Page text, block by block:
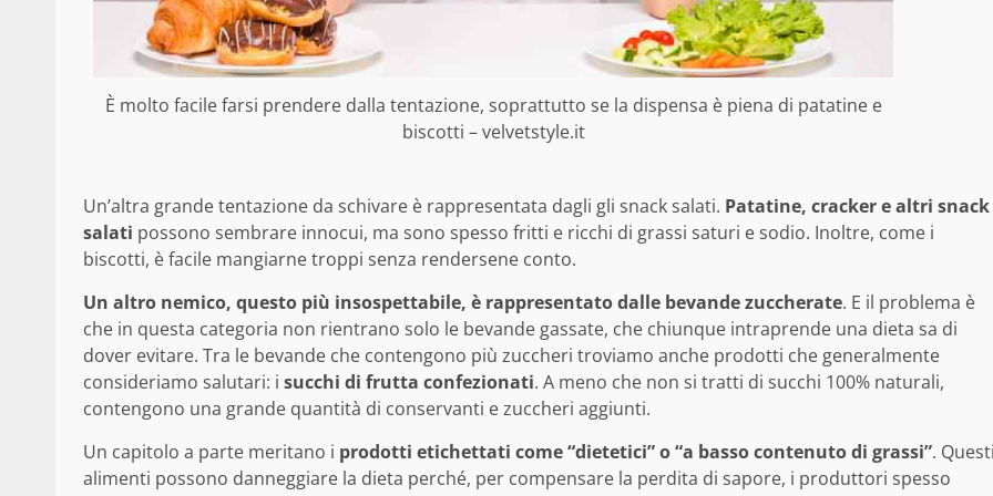
È molto facile farsi prendere dalla tentazione, soprattutto se la dispensa è piena di patatine e
biscotti – velvetstyle.it
Un’altra grande tentazione da schivare è rappresentata dagli gli snack salati. Patatine, cracker e altri snack
salati possono sembrare innocui, ma sono spesso fritti e ricchi di grassi saturi e sodio. Inoltre, come i
biscotti, è facile mangiarne troppi senza rendersene conto.
Un altro nemico, questo più insospettabile, è rappresentato dalle bevande zuccherate. E il problema è
che in questa categoria non rientrano solo le bevande gassate, che chiunque intraprende una dieta sa di
dover evitare. Tra le bevande che contengono più zuccheri troviamo anche prodotti che generalmente
consideriamo salutari: i succhi di frutta confezionati. A meno che non si tratti di succhi 100% naturali,
contengono una grande quantità di conservanti e zuccheri aggiunti.
Un capitolo a parte meritano i prodotti etichettati come “dietetici” o “a basso contenuto di grassi”.
alimenti possono danneggiare la dieta perché, per compensare la perdita di sapore, i produttori spesso